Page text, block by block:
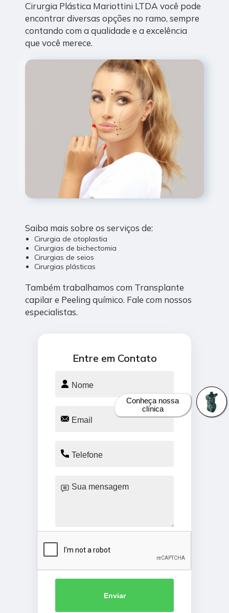
Cirurgia Plástica Mariottini LTDA você pode
encontrar diversas opções no ramo, sempre
contando com a qualidade e a excelência
que você merece.
Saiba mais sobre os serviços de:
Cirurgia de otoplastia
Cirurgias de bichectomia
Cirurgias de seios
Cirurgias plásticas
Também trabalhamos com Transplante
capilar e Peeling químico. Fale com nossos
especialistas.
Entre em Contato
Enviar
Conheça nossa
clínica